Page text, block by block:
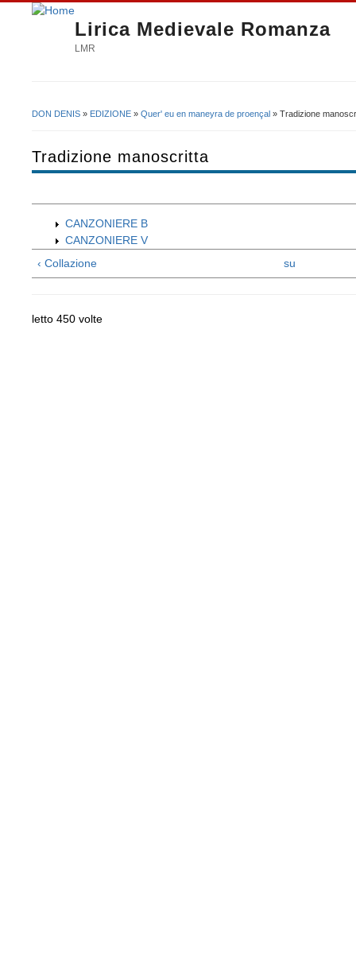
Lirica Medievale Romanza
LMR
DON DENIS » EDIZIONE » Quer' eu en maneyra de proençal » Tradizione
Tradizione manoscritta
CANZONIERE B
CANZONIERE V
‹ Collazione
su
letto 450 volte